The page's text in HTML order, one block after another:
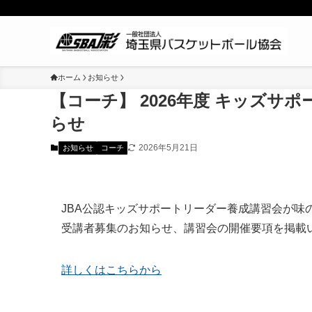
ホーム お知らせ
【コーチ】 2026年度 キッズサ
らせ
お知らせ コーチ 2026年5月21日
JBA公認キッズサポートリーダー養成講習会が味
受講者募集のお知らせ、講習会の開催要項を掲載
詳しくはこちらから